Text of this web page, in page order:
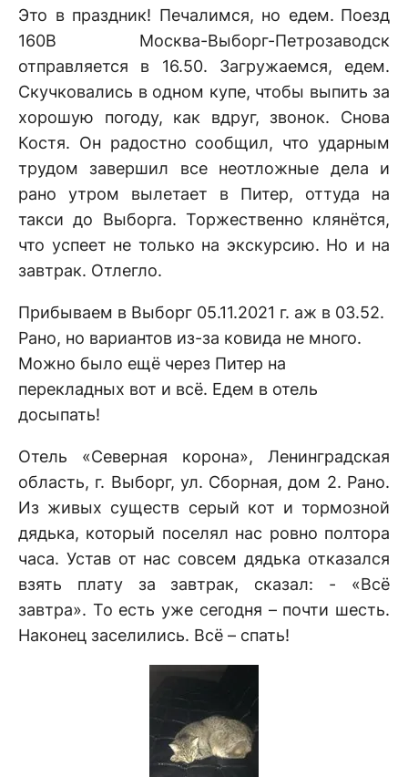
Это в праздник! Печалимся, но едем. Поезд
160В Москва-Выборг-Петрозаводск
отправляется в 16.50. Загружаемся, едем.
Скучковались в одном купе, чтобы выпить за
хорошую погоду, как вдруг, звонок. Снова
Костя. Он радостно сообщил, что ударным
трудом завершил все неотложные дела и
рано утром вылетает в Питер, оттуда на
такси до Выборга. Торжественно клянётся,
что успеет не только на экскурсию. Но и на
завтрак. Отлегло.
Прибываем в Выборг 05.11.2021 г. аж в 03.52.
Рано, но вариантов из-за ковида не много.
Можно было ещё через Питер на
перекладных вот и всё. Едем в отель
досыпать!
Отель «Северная корона», Ленинградская
область, г. Выборг, ул. Сборная, дом 2. Рано.
Из живых существ серый кот и тормозной
дядька, который поселял нас ровно полтора
часа. Устав от нас совсем дядька отказался
взять плату за завтрак, сказал: - «Всё
завтра». То есть уже сегодня – почти шесть.
Наконец заселились. Всё – спать!